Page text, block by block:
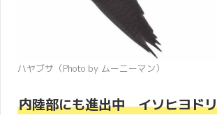
ハヤブサ（Photo by ムーニーマン）
内陸部にも進出中 イソヒヨドリ